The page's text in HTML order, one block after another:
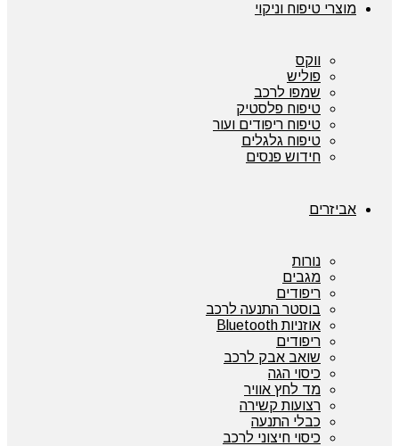
מוצרי טיפוח וניקוי
ווקס
פוליש
שמפו לרכב
טיפוח פלסטיק
טיפוח ריפודים ועור
טיפוח גלגלים
חידוש פנסים
אביזרים
נורות
מגבים
ריפודים
בוסטר התנעה לרכב
אוזניות Bluetooth
ריפודים
שואב אבק לרכב
כיסוי הגה
מד לחץ אוויר
רצועות קשירה
כבלי התנעה
כיסוי חיצוני לרכב